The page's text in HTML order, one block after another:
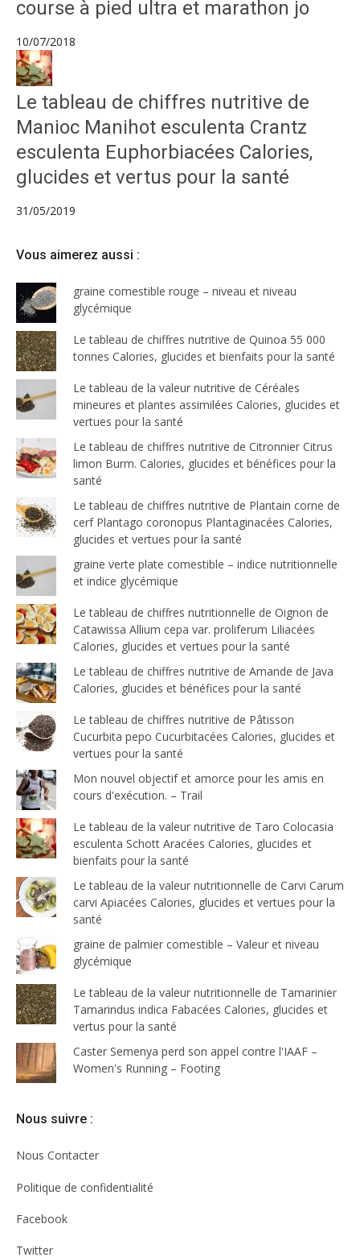
course à pied ultra et marathon jo
10/07/2018
Le tableau de chiffres nutritive de
Manioc Manihot esculenta Crantz
esculenta Euphorbiacées Calories,
glucides et vertus pour la santé
31/05/2019
Vous aimerez aussi :
graine comestible rouge – niveau et niveau
glycémique
Le tableau de chiffres nutritive de Quinoa 55 000
tonnes Calories, glucides et bienfaits pour la santé
Le tableau de la valeur nutritive de Céréales
mineures et plantes assimilées Calories, glucides et
vertues pour la santé
Le tableau de chiffres nutritive de Citronnier Citrus
limon Burm. Calories, glucides et bénéfices pour la
santé
Le tableau de chiffres nutritive de Plantain corne de
cerf Plantago coronopus Plantaginacées Calories,
glucides et vertues pour la santé
graine verte plate comestible – indice nutritionnelle
et indice glycémique
Le tableau de chiffres nutritionnelle de Oignon de
Catawissa Allium cepa var. proliferum Liliacées
Calories, glucides et vertues pour la santé
Le tableau de chiffres nutritive de Amande de Java
Calories, glucides et bénéfices pour la santé
Le tableau de chiffres nutritive de Pâtisson
Cucurbita pepo Cucurbitacées Calories, glucides et
vertues pour la santé
Mon nouvel objectif et amorce pour les amis en
cours d'exécution. – Trail
Le tableau de la valeur nutritive de Taro Colocasia
esculenta Schott Aracées Calories, glucides et
bienfaits pour la santé
Le tableau de la valeur nutritionnelle de Carvi Carum
carvi Apiacées Calories, glucides et vertues pour la
santé
graine de palmier comestible – Valeur et niveau
glycémique
Le tableau de la valeur nutritionnelle de Tamarinier
Tamarindus indica Fabacées Calories, glucides et
vertus pour la santé
Caster Semenya perd son appel contre l'IAAF –
Women's Running – Footing
Nous suivre :
Nous Contacter
Politique de confidentialité
Facebook
Twitter